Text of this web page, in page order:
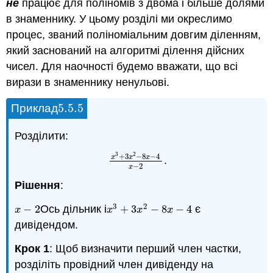
не працює для поліномів з двома і більше долями
в знаменнику. У цьому розділі ми окреслимо
процес, званий поліноміальним довгим діленням,
який заснований на алгоритмі ділення дійсних
чисел. Для наочності будемо вважати, що всі
вирази в знаменнику ненульові.
Приклад5.5.5
5.5.5
Розділити:
x3 +3x2 −8x−4
x−2
x3+3x2−8x −.
Рішення:
x − 2
x−2 Ось дільник іx3 + 3x2 − 8x − 4
x3 +3 x2− 8x −4
є
дивідендом.
Крок 1: Щоб визначити перший член частки,
розділіть провідний член дивіденду на